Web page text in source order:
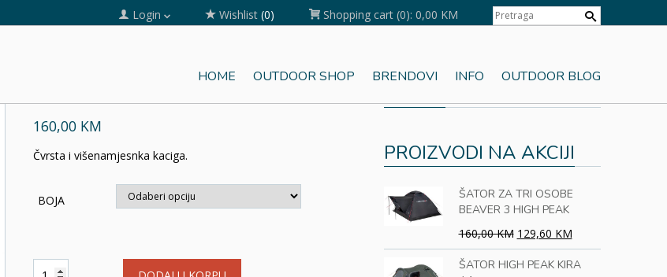
Login Wishlist (0) Shopping cart (0): 0,00 KM
HOME OUTDOOR SHOP BRENDOVI INFO OUTDOOR BLOG
160,00 KM
Čvrsta i višenamjesnka kaciga.
BOJA
PROIZVODI NA AKCIJI
ŠATOR ZA TRI OSOBE
BEAVER 3 HIGH PEAK
160,00 KM 129,60 KM
ŠATOR HIGH PEAK KIRA